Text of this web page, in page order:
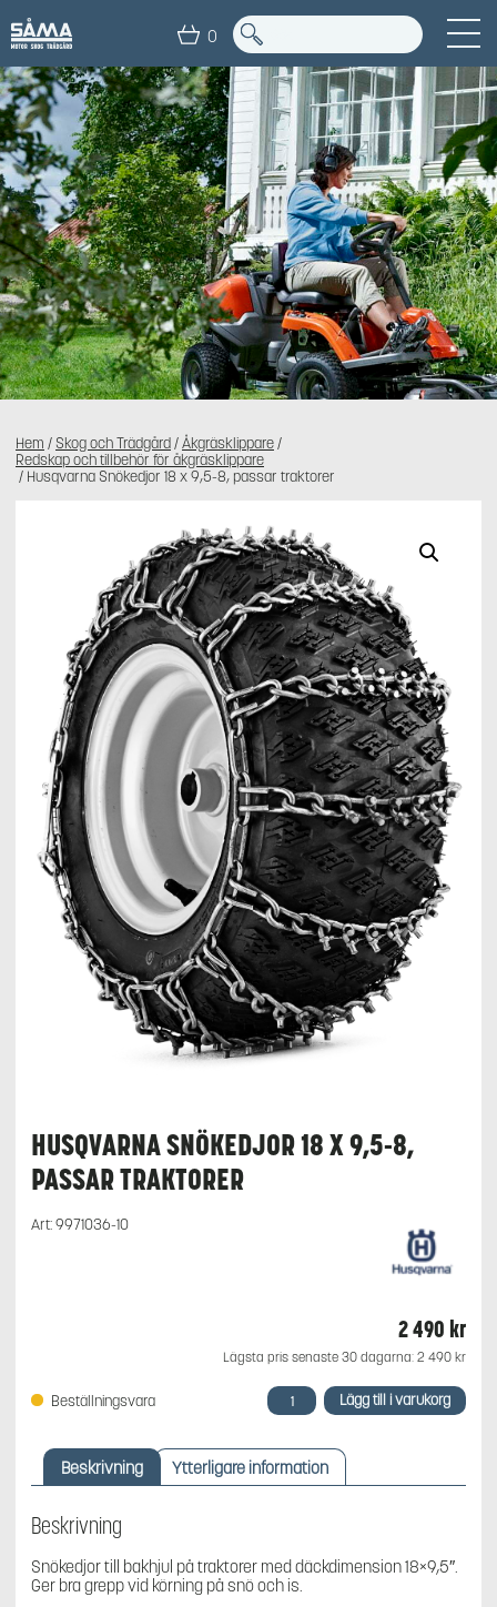
0
Hem / Skog och Trädgård/Åkgräsklippare/
Redskap och tillbehör för åkgräsklippare
/ Husqvarna Snökedjor 18 x 9,5-8, passar traktorer
HUSQVARNA SNÖKEDJOR 18 X 9,5-8,
PASSAR TRAKTORER
Art:9971036-10
2 490 kr
Lägsta pris senaste 30 dagarna: 2 490 kr
Beställningsvara
Husqvarna
Snökedjor
x
9,5-
mängd
Lägg till i varukorg
Beskrivning Ytterligare information
Beskrivning
Snökedjor till bakhjul på traktorer med däckdimension 18×9,5″.
Ger bra grepp vid körning på snö och is.